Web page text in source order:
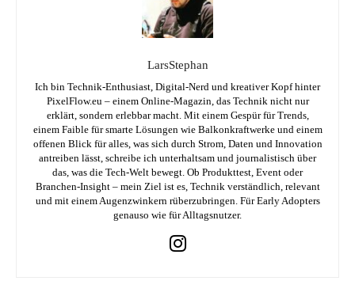
LarsStephan
Ich bin Technik-Enthusiast, Digital-Nerd und kreativer Kopf hinter
PixelFlow.eu – einem Online-Magazin, das Technik nicht nur
erklärt, sondern erlebbar macht. Mit einem Gespür für Trends,
einem Faible für smarte Lösungen wie Balkonkraftwerke und einem
offenen Blick für alles, was sich durch Strom, Daten und Innovation
antreiben lässt, schreibe ich unterhaltsam und journalistisch über
das, was die Tech-Welt bewegt. Ob Produkttest, Event oder
Branchen-Insight – mein Ziel ist es, Technik verständlich, relevant
und mit einem Augenzwinkern rüberzubringen. Für Early Adopters
genauso wie für Alltagsnutzer.